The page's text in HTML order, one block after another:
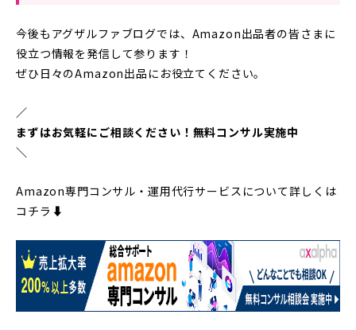
今後もアグザルファブログでは、Amazon出品者の皆さまに
役立つ情報を発信して参ります！
ぜひ日々のAmazon出品にお役立てください。
／
まずはお気軽にご相談ください！無料コンサル実施中
＼
Amazon専門コンサル・運用代行サービスについて詳しくは
コチラ⬇︎